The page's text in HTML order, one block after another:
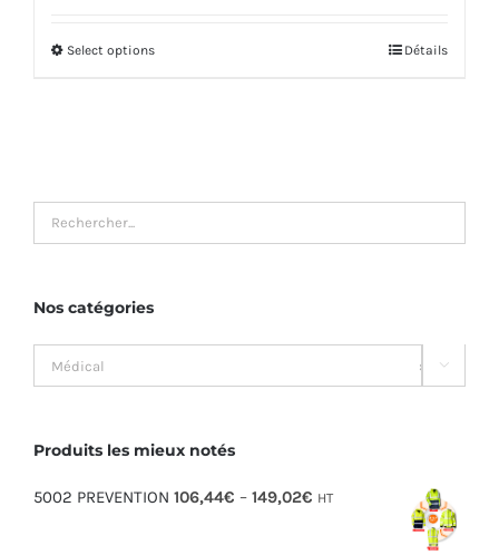
Select options Détails
Nos catégories
×
Médical 
Produits les mieux notés
5002 PREVENTION 106,44€ – 149,02€ HT